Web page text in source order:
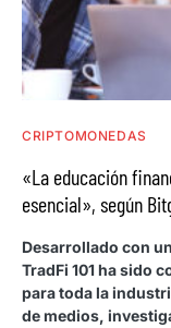
CRIPTOMONEDAS
«La educación
esencial», según
Desarrollado con
TradFi 101 ha sido
para toda la
de medios,